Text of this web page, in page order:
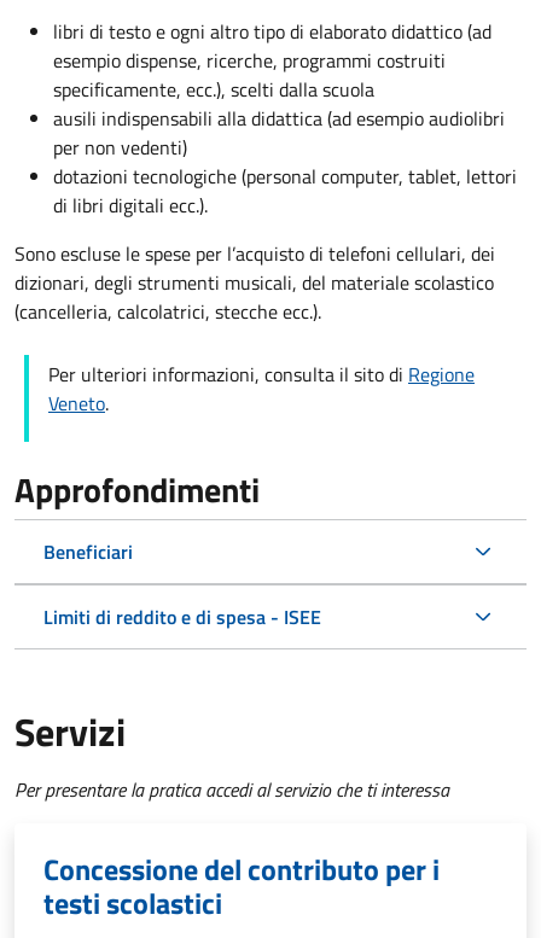
libri di testo e ogni altro tipo di elaborato didattico (ad
esempio dispense, ricerche, programmi costruiti
specificamente, ecc.), scelti dalla scuola
ausili indispensabili alla didattica (ad esempio audiolibri
per non vedenti)
dotazioni tecnologiche (personal computer, tablet, lettori
di libri digitali ecc.).
Sono escluse le spese per l’acquisto di telefoni cellulari, dei
dizionari, degli strumenti musicali, del materiale scolastico
(cancelleria, calcolatrici, stecche ecc.).
Per ulteriori informazioni, consulta il sito di Regione
Veneto.
Approfondimenti
Beneficiari
Limiti di reddito e di spesa - ISEE
Servizi
Per presentare la pratica accedi al servizio che ti interessa
Concessione del contributo per i
testi scolastici